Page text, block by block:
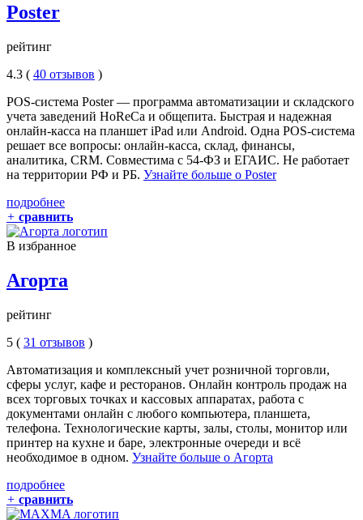
Poster
рейтинг
4.3 ( 40 отзывов )
POS-система Poster — программа автоматизации и складского
учета заведений HoReCa и общепита. Быстрая и надежная
онлайн-касса на планшет iPad или Android. Одна POS-система
решает все вопросы: онлайн-касса, склад, финансы,
аналитика, CRM. Совместима с 54-ФЗ и ЕГАИС. Не работает
на территории РФ и РБ. Узнайте больше о Poster
подробнее
+ сравнить
В избранное
Агорта
рейтинг
5 ( 31 отзывов )
Автоматизация и комплексный учет розничной торговли,
сферы услуг, кафе и ресторанов. Онлайн контроль продаж на
всех торговых точках и кассовых аппаратах, работа с
документами онлайн с любого компьютера, планшета,
телефона. Технологические карты, залы, столы, монитор или
принтер на кухне и баре, электронные очереди и всё
необходимое в одном. Узнайте больше о Агорта
подробнее
+ сравнить